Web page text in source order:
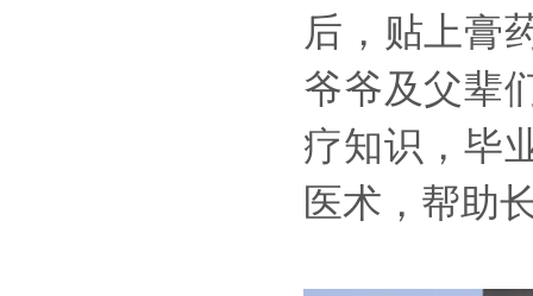
后，贴上膏
爷爷及父辈
疗知识，毕
医术，帮助